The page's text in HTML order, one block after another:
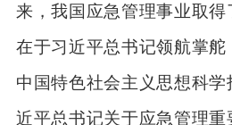
来，我国应急管理事业取
在于习近平总书记领航掌
中国特色社会主义思想科学
近平总书记关于应急管理重